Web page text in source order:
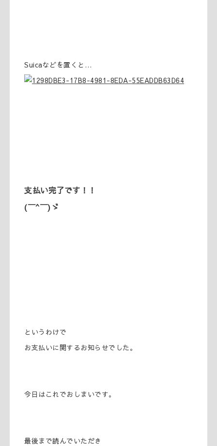
Suicaなどを置くと…
支払い完了です！！
(￣^￣)ゞ
というわけで
お支払いに関するお知らせでした。
今日はこれでおしまいです。
最後まで読んでいただき